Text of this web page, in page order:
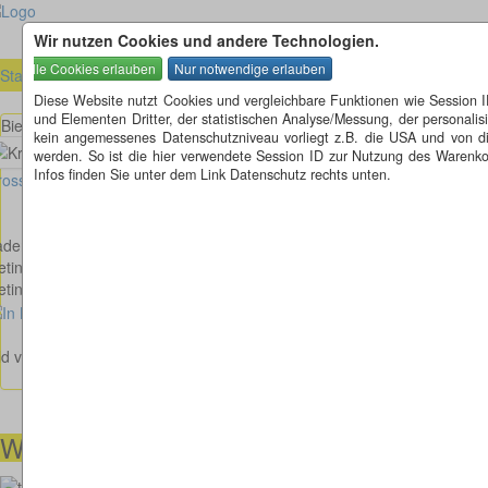
Wir nutzen Cookies und andere Technologien.
Diese Website nutzt Cookies und vergleichbare Funktionen wie
und Elementen Dritter, der statistischen Analyse/Messung, der
kein angemessenes Datenschutzniveau vorliegt z.B. die USA und
werden. So ist die hier verwendete Session ID zur Nutzung des
Infos finden Sie unter dem Link Datenschutz rechts unten.
Startseite » Baden-Württemberg (BW) » Bietingen (BW)
Bietinger Straße - B34 - E41 - E54 in Bietingen
Bild anzeigen
Württemberg
Straße - B34 - E41 - E54
von Karin Weisenstein
Wir helfen Ihnen gerne weiter